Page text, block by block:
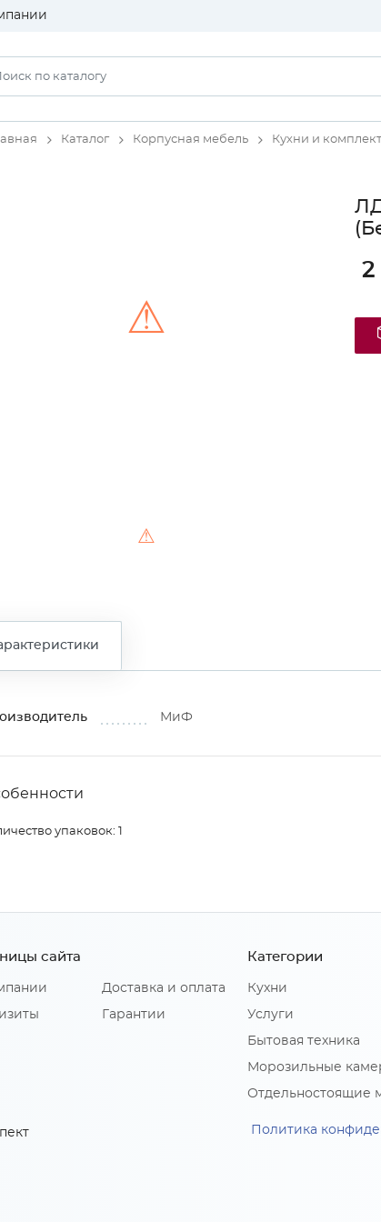
Каталог Корпусная мебель Кухни и
⚠
⚠
2
МиФ
упаковок: 1
сайта
Доставка и оплата
Гарантии
Категории
Кухни
Услуги
Бытовая техника
Морозильные
Отдельностоящие
Политика